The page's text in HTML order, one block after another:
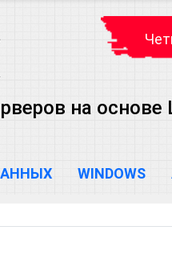
на основе
WINDOWS